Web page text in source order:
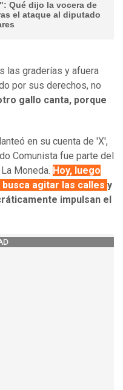
Qué dijo la vocera de
el ataque al diputado
las graderías y afuera
por sus derechos, no
gallo canta, porque
en su cuenta de 'X',
Comunista fue parte del
Moneda. Hoy, luego
agitar las calles y
impulsan el